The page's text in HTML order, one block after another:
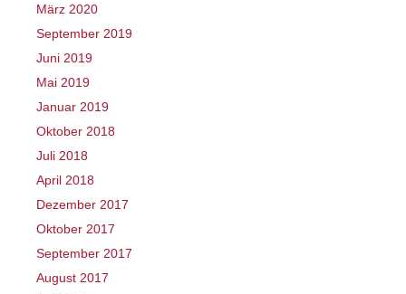
März 2020
September 2019
Juni 2019
Mai 2019
Januar 2019
Oktober 2018
Juli 2018
April 2018
Dezember 2017
Oktober 2017
September 2017
August 2017